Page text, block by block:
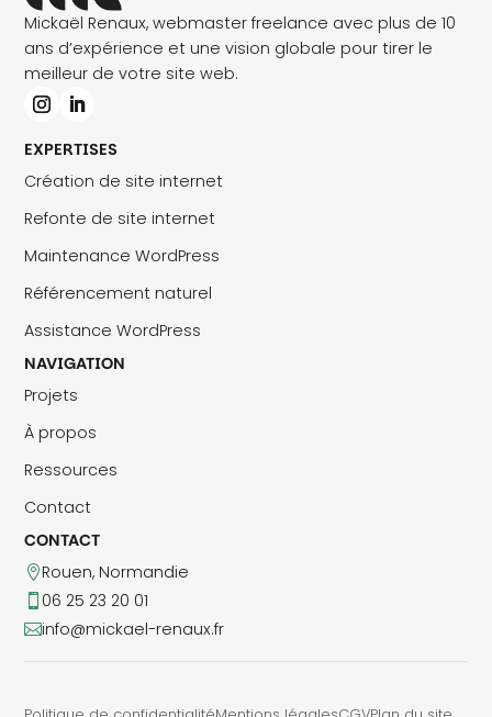
Mickaël Renaux, webmaster freelance avec plus de 10
ans d’expérience et une vision globale pour tirer le
meilleur de votre site web.
EXPERTISES
Création de site internet
Refonte de site internet
Maintenance WordPress
Référencement naturel
Assistance WordPress
NAVIGATION
Projets
À propos
Ressources
Contact
CONTACT
Rouen, Normandie
 06 25 23 20 01
info@mickael-renaux.fr